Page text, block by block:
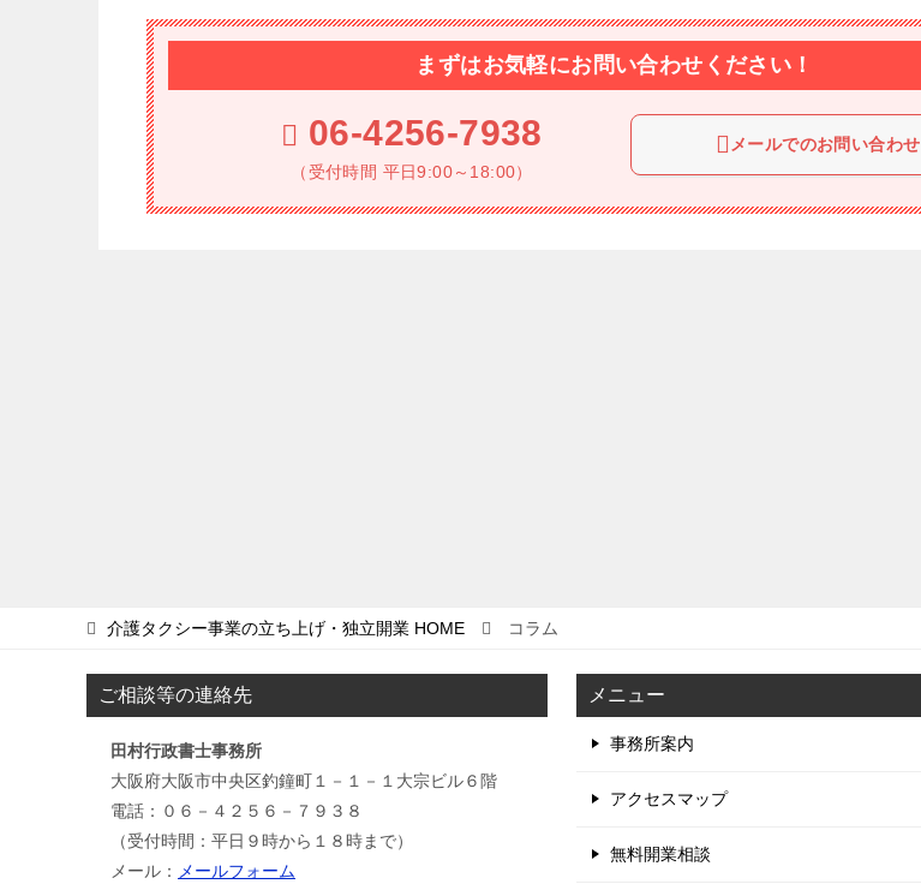
まずはお気軽にお問い合わせください！
06-4256-7938
（受付時間 平日9:00～18:00）
メールでのお問い合わせ
介護タクシー事業の立ち上げ・独立開業 HOME コラム
ご相談等の連絡先
田村行政書士事務所
大阪府大阪市中央区釣鐘町１－１－１大宗ビル６階
電話：０６－４２５６－７９３８
（受付時間：平日９時から１８時まで）
メール：
メールフォーム
メニュー
事務所案内
アクセスマップ
無料開業相談